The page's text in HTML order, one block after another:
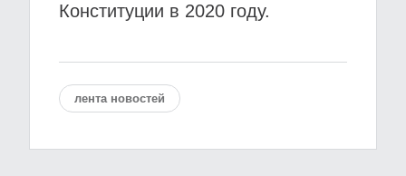
Конституции в 2020 году.
лента новостей